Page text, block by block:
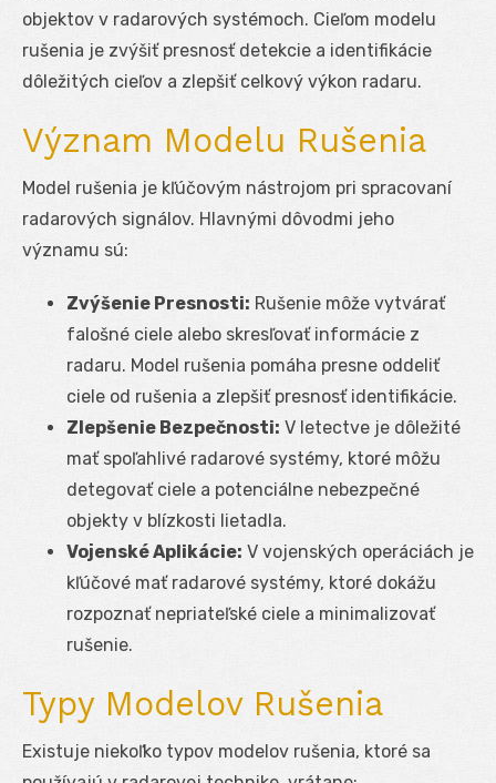
objektov v radarových systémoch. Cieľom modelu
rušenia je zvýšiť presnosť detekcie a identifikácie
dôležitých cieľov a zlepšiť celkový výkon radaru.
Význam Modelu Rušenia
Model rušenia je kľúčovým nástrojom pri spracovaní
radarových signálov. Hlavnými dôvodmi jeho
významu sú:
Zvýšenie Presnosti: Rušenie môže vytvárať
falošné ciele alebo skresľovať informácie z
radaru. Model rušenia pomáha presne oddeliť
ciele od rušenia a zlepšiť presnosť identifikácie.
Zlepšenie Bezpečnosti: V letectve je dôležité
mať spoľahlivé radarové systémy, ktoré môžu
detegovať ciele a potenciálne nebezpečné
objekty v blízkosti lietadla.
Vojenské Aplikácie: V vojenských operáciách je
kľúčové mať radarové systémy, ktoré dokážu
rozpoznať nepriateľské ciele a minimalizovať
rušenie.
Typy Modelov Rušenia
Existuje niekoľko typov modelov rušenia, ktoré sa